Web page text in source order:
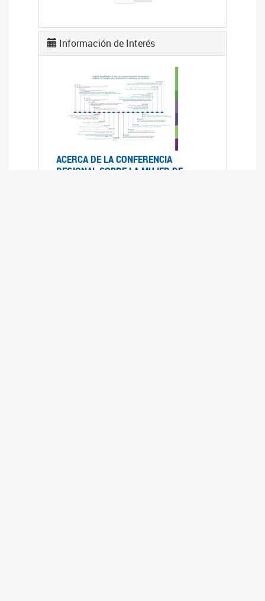
Información de Interés
ACERCA DE LA CONFERENCIA
REGIONAL SOBRE LA MUJER DE